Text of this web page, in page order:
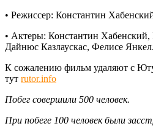
• Режиссер: Константин
• Актеры: Константин Хабенский,
Дайнюс Казлаускас, Фелисе
К сожалению фильм удаляют с
тут rutor.info
Побег совершили 500 человек.
При побеге 100 человек были